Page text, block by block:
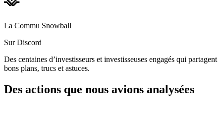
La Commu Snowball
Sur Discord
Des centaines d’investisseurs et investisseuses engagés qui partagent
bons plans, trucs et astuces.
Des actions que nous avions analysées